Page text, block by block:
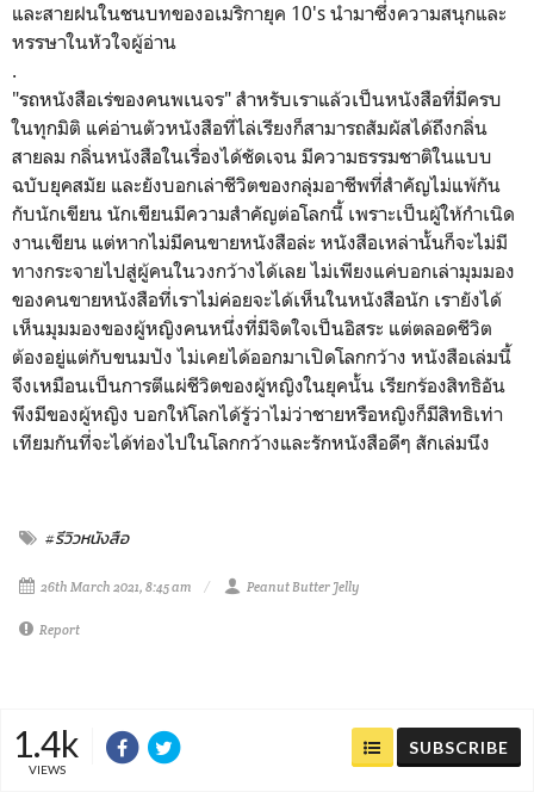
และสายฝนในชนบทของอเมริกายุค 10's นำมาซึ่งความสนุกและ
หรรษาในหัวใจผู้อ่าน
.
"รถหนังสือเร่ของคนพเนจร" สำหรับเราแล้วเป็นหนังสือที่มีครบ
ในทุกมิติ แค่อ่านตัวหนังสือที่ไล่เรียงก็สามารถสัมผัสได้ถึงกลิ่น
สายลม กลิ่นหนังสือในเรื่องได้ชัดเจน มีความธรรมชาติในแบบ
ฉบับยุคสมัย และยังบอกเล่าชีวิตของกลุ่มอาชีพที่สำคัญไม่แพ้กัน
กับนักเขียน นักเขียนมีความสำคัญต่อโลกนี้ เพราะเป็นผู้ให้กำเนิด
งานเขียน แต่หากไม่มีคนขายหนังสือล่ะ หนังสือเหล่านั้นก็จะไม่มี
ทางกระจายไปสู่ผู้คนในวงกว้างได้เลย ไม่เพียงแค่บอกเล่ามุมมอง
ของคนขายหนังสือที่เราไม่ค่อยจะได้เห็นในหนังสือนัก เรายังได้
เห็นมุมมองของผู้หญิงคนหนึ่งที่มีจิตใจเป็นอิสระ แต่ตลอดชีวิต
ต้องอยู่แต่กับขนมปัง ไม่เคยได้ออกมาเปิดโลกกว้าง หนังสือเล่มนี้
จึงเหมือนเป็นการตีแผ่ชีวิตของผู้หญิงในยุคนั้น เรียกร้องสิทธิอัน
พึงมีของผู้หญิง บอกให้โลกได้รู้ว่าไม่ว่าชายหรือหญิงก็มีสิทธิเท่า
เทียมกันที่จะได้ท่องไปในโลกกว้างและรักหนังสือดีๆ สักเล่มนึง
#รีวิวหนังสือ
26th March 2021, 8:45 am Peanut Butter Jelly
Report
1.4k
VIEWS
SUBSCRIBE